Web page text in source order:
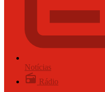
Notícias
Rádio